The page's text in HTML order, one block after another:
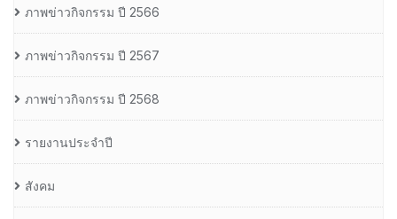
ภาพข่าวกิจกรรม ปี 2566
ภาพข่าวกิจกรรม ปี 2567
ภาพข่าวกิจกรรม ปี 2568
รายงานประจำปี
สังคม